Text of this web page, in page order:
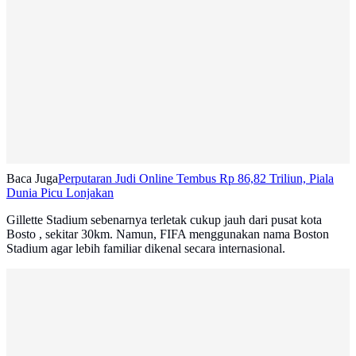
Baca JugaPerputaran Judi Online Tembus Rp 86,82 Triliun, Piala
Dunia Picu Lonjakan
Gillette Stadium sebenarnya terletak cukup jauh dari pusat kota
Bosto , sekitar 30km. Namun, FIFA menggunakan nama Boston
Stadium agar lebih familiar dikenal secara internasional.